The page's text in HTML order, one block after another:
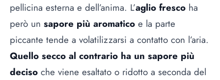
pellicina esterna e dell’anima. L’aglio fresco ha
però un sapore più aromatico e la parte
piccante tende a volatilizzarsi a contatto con l’aria.
Quello secco al contrario ha un sapore più
deciso che viene esaltato o ridotto a seconda del